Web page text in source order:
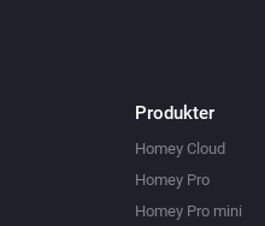
Produkter
Homey Cloud
Homey Pro
Homey Pro mini